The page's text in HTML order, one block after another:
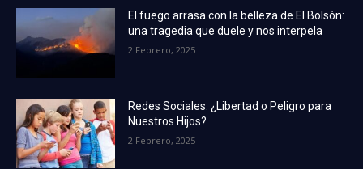
El fuego arrasa con la belleza de El Bolsón:
una tragedia que duele y nos interpela
2 Febrero, 2025
Redes Sociales: ¿Libertad o Peligro para
Nuestros Hijos?
2 Febrero, 2025